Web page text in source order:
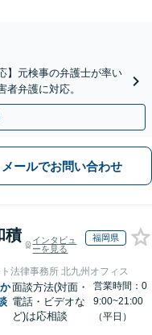
】元検事の弁護士が率い
弁護に対応。
メールでお問い合わせ
積
インタビュ
ーを見る
福岡県
法律事務所 北九州オフィス
か面談方法(対面・
電話・ビデオな
ど)は応相談
営業時間：0
9:00~21:00
（平日）